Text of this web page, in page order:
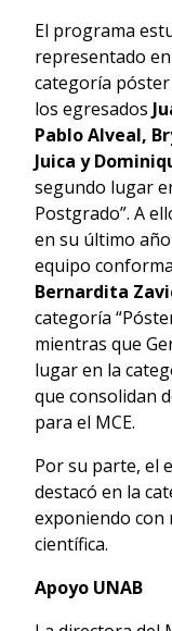
El programa
representado
categoría
los egresados
Pablo Alveal,
Juica y
segundo lugar
Postgrado”. A
en su último
equipo
Bernardita
categoría
mientras que
lugar en la
que consolidan
para el MCE.
Por su parte, el
destacó en la
exponiendo con
científica.
Apoyo UNAB